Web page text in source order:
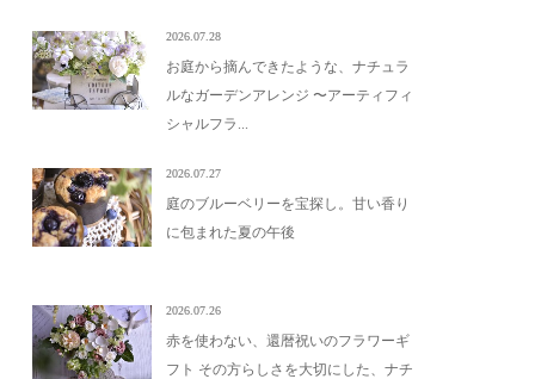
2026.07.28
お庭から摘んできたような、ナチュラ
ルなガーデンアレンジ 〜アーティフィ
シャルフラ...
2026.07.27
庭のブルーベリーを宝探し。甘い香り
に包まれた夏の午後
2026.07.26
赤を使わない、還暦祝いのフラワーギ
フト その方らしさを大切にした、ナチ